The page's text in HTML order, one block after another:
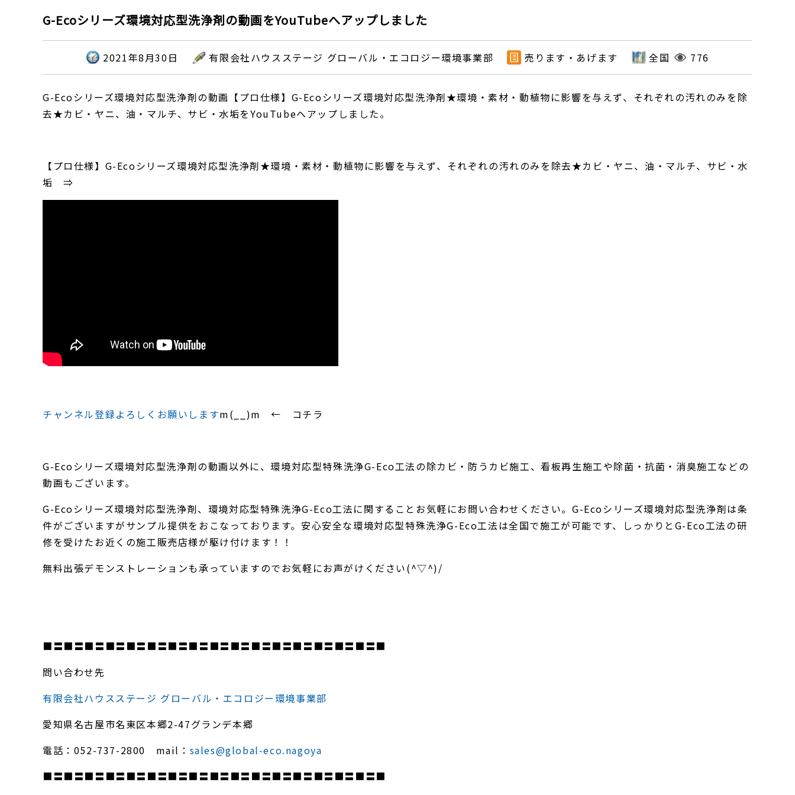
G-Ecoシリーズ環境対応型洗浄剤の動画をYouTubeへアップしました
2021年8月30日 有限会社ハウスステージ グローバル・エコロジー環境事業部 売ります・あげます 全国 776
G-Ecoシリーズ環境対応型洗浄剤の動画【プロ仕様】G-Ecoシリーズ環境対応型洗浄剤★環境・素材・動植物に影響を与えず、それぞれの汚れのみを除
去★カビ・ヤニ、油・マルチ、サビ・水垢をYouTubeへアップしました。
【プロ仕様】G-Ecoシリーズ環境対応型洗浄剤★環境・素材・動植物に影響を与えず、それぞれの汚れのみを除去★カビ・ヤニ、油・マルチ、サビ・水
垢 ⇒
チャンネル登録よろしくお願いしますm(__)m ← コチラ
G-Ecoシリーズ環境対応型洗浄剤の動画以外に、環境対応型特殊洗浄G-Eco工法の除カビ・防うカビ施工、看板再生施工や除菌・抗菌・消臭施工などの
動画もございます。
G-Ecoシリーズ環境対応型洗浄剤、環境対応型特殊洗浄G-Eco工法に関することお気軽にお問い合わせください。G-Ecoシリーズ環境対応型洗浄剤は条
件がございますがサンプル提供をおこなっております。安心安全な環境対応型特殊洗浄G-Eco工法は全国で施工が可能です、しっかりとG-Eco工法の研
修を受けたお近くの施工販売店様が駆け付けます！！
無料出張デモンストレーションも承っていますのでお気軽にお声がけください(^▽^)/
■〓■〓■〓■〓■〓■〓■〓■〓■〓■〓■〓■〓■〓■〓■〓■〓■
問い合わせ先
有限会社ハウスステージ グローバル・エコロジー環境事業部
愛知県名古屋市名東区本郷2-47グランデ本郷
電話：052-737-2800 mail： sales@global-eco.nagoya
■〓■〓■〓■〓■〓■〓■〓■〓■〓■〓■〓■〓■〓■〓■〓■〓■